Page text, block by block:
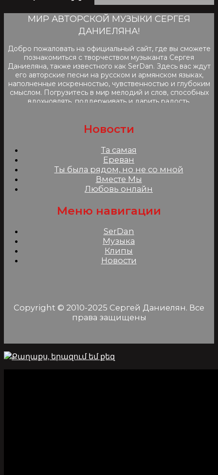
МИР АВТОРСКОЙ МУЗЫКИ СЕРГЕЯ
ДАНИЕЛЯНА!
Добро пожаловать на официальный сайт, где вы сможете
познакомиться с творчеством музыканта Сергея
Даниеляна, также известного как SerDan. Здесь вас ждут
его авторские песни на русском и армянском языках,
наполненные искренностью, чувственностью и глубоким
смыслом. Погрузитесь в мир мелодий и слов, способных
вдохновлять, поддерживать и дарить радость.
Новости
Та самая
Ереван
Ты была рядом, но не со мной
Вместе Мы
Любовь онлайн
Меню навигации
SerDan
Музыка
Клипы
Новости
Copyright © 2010-2025 Сергей Даниелян. Все
права защищены